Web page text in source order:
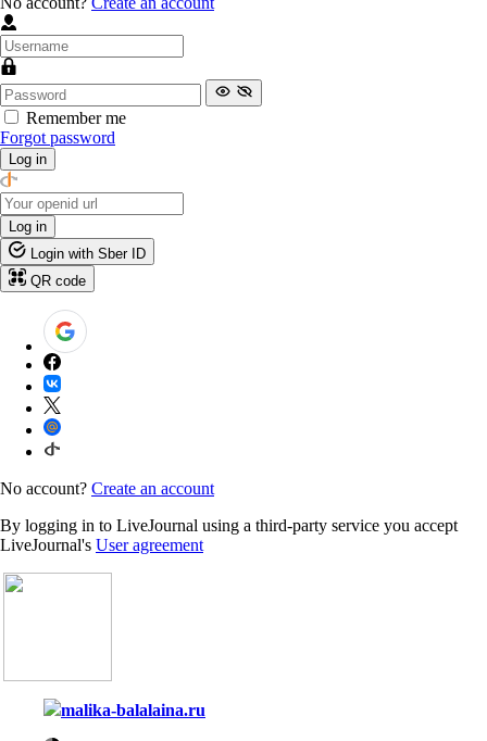
Remember me
Forgot password
Log in
Log in
Login with Sber ID
QR code
No account? Create an account
By logging in to LiveJournal using a third-party service you accept
LiveJournal's User agreement
malika-balalaina.ru